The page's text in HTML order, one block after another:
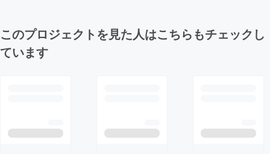
このプロジェクトを見た人はこちらもチェックし
ています